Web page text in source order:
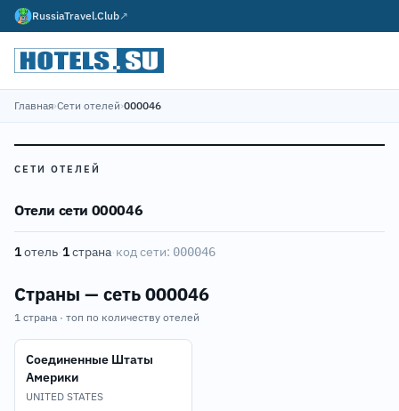
RussiaTravel.Club↗
Главная›Сети отелей›000046
СЕТИ ОТЕЛЕЙ
Отели сети 000046
1отель·1страна·код сети: 000046
Страны — сеть 000046
1 страна · топ по количеству отелей
Соединенные Штаты
Америки
UNITED STATES